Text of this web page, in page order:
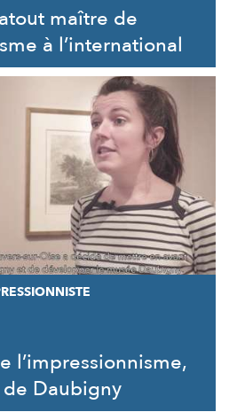
maître de
à l’international
l’impressionnisme,
Daubigny